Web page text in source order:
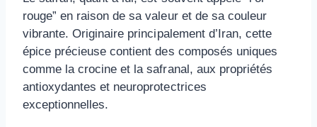
rouge” en raison de sa valeur et de sa couleur
vibrante. Originaire principalement d’Iran, cette
épice précieuse contient des composés uniques
comme la crocine et la safranal, aux propriétés
antioxydantes et neuroprotectrices
exceptionnelles.